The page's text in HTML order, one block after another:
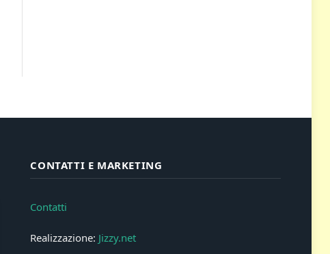
CONTATTI E MARKETING
Contatti
Realizzazione: Jizzy.net